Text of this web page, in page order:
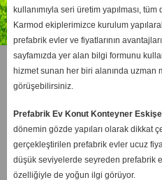
kullanımıyla seri üretim yapılması,
Karmod ekiplerimizce kurulum
prefabrik evler ve fiyatlarının
sayfamızda yer alan bilgi formunu
hizmet sunan her biri alanında uzman
görüşebilirsiniz.
Prefabrik Ev Konut Konteyner
dönemin gözde yapıları olarak dikkat
gerçekleştirilen prefabrik evler ucuz
düşük seviyelerde seyreden prefabrik
özelliğiyle de yoğun ilgi görüyor.